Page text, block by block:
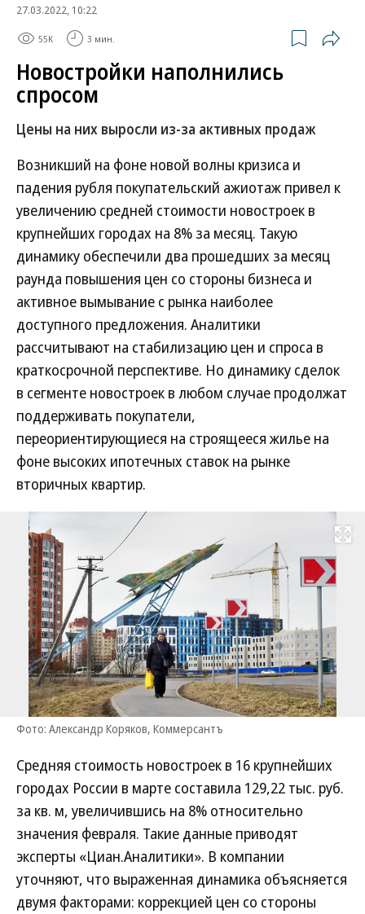
27.03.2022, 10:22
55K 3 мин.
Новостройки наполнились
спросом
Цены на них выросли из-за активных продаж
Возникший на фоне новой волны кризиса и
падения рубля покупательский ажиотаж привел к
увеличению средней стоимости новостроек в
крупнейших городах на 8% за месяц. Такую
динамику обеспечили два прошедших за месяц
раунда повышения цен со стороны бизнеса и
активное вымывание с рынка наиболее
доступного предложения. Аналитики
рассчитывают на стабилизацию цен и спроса в
краткосрочной перспективе. Но динамику сделок
в сегменте новостроек в любом случае продолжат
поддерживать покупатели,
переориентирующиеся на строящееся жилье на
фоне высоких ипотечных ставок на рынке
вторичных квартир.
Развернуть
Фото: Александр Коряков, Коммерсантъ
Средняя стоимость новостроек в 16 крупнейших
городах России в марте составила 129,22 тыс. руб.
за кв. м, увеличившись на 8% относительно
значения февраля. Такие данные приводят
эксперты «Циан.Аналитики». В компании
уточняют, что выраженная динамика объясняется
двумя факторами: коррекцией цен со стороны